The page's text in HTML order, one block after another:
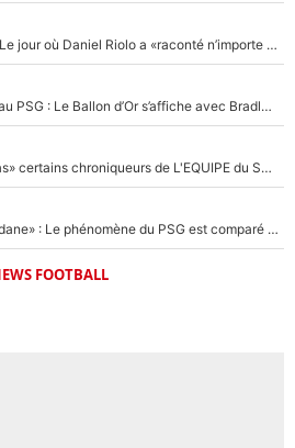
«Je m’en veux terriblement» : Le jour où Daniel Riolo a «raconté n’importe quoi» dans l'After Foot !
Ousmane Dembélé de retour au PSG : Le Ballon d’Or s’affiche avec Bradley Barcola en plein cœur du feuilleton sur son départ !
Pierre Ménès «ne supporte pas» certains chroniqueurs de L'EQUIPE du Soir : Ils vont tous partir !
«Zaïre-Emery c’est comme Zidane» : Le phénomène du PSG est comparé à son nouveau sélectionneur... et ils vont se retrouver en Bleus !
FOOTBALL